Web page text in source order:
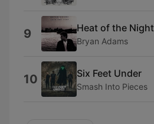
9 Heat of the Night
Bryan Adams
10 Six Feet Under
Smash Into Pieces